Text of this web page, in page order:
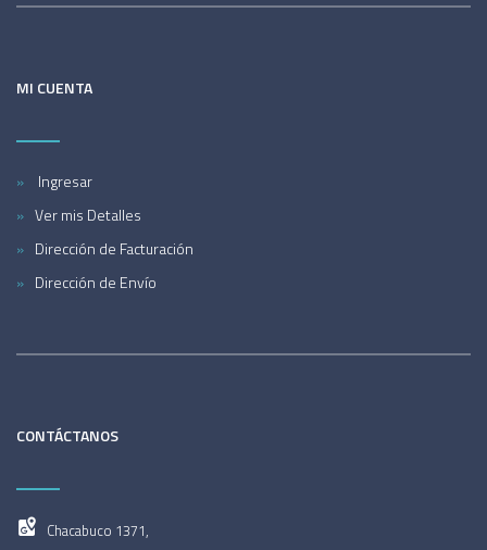
MI CUENTA
Ingresar
Ver mis Detalles
Dirección de Facturación
Dirección de Envío
CONTÁCTANOS
Chacabuco 1371,